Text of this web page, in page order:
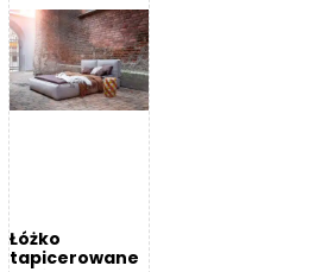
Łóżko
tapicerowane